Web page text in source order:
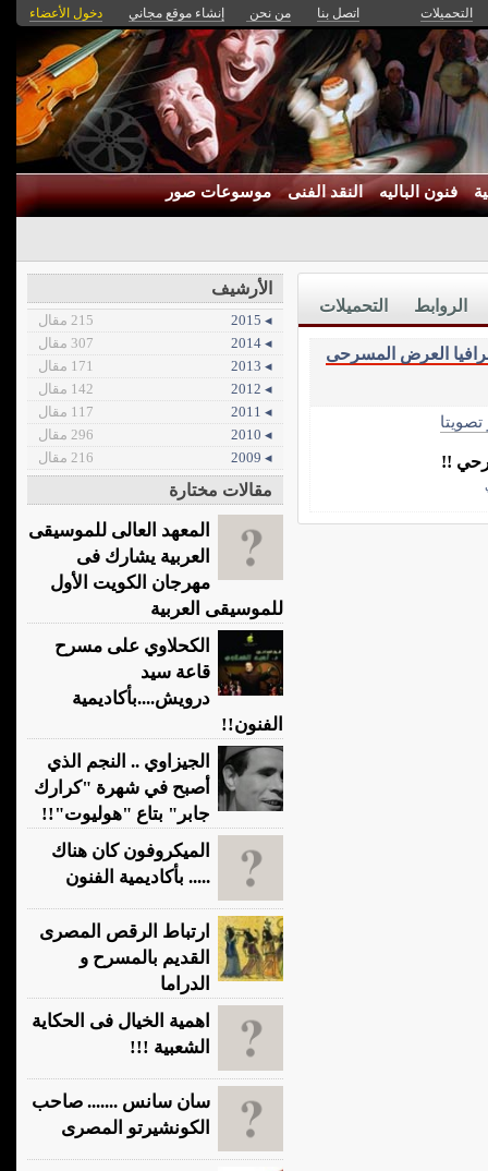
التحميلات اتصل بنا من نحن إنشاء موقع مجاني دخول الأعضاء
فنون الباليه النقد الفنى موسوعات صور
التحميلات الروابط
العرض المسرحى
تصويتا
!!
الأرشيف
◂ 2015
215 مقال
◂ 2014
307 مقال
◂ 2013
171 مقال
◂ 2012
142 مقال
◂ 2011
117 مقال
◂ 2010
296 مقال
◂ 2009
216 مقال
مقالات مختارة
المعهد العالى للموسيقى
العربية يشارك فى
مهرجان الكويت الأول
للموسيقى العربية
الكحلاوي على مسرح
قاعة سيد
درويش....بأكاديمية
الفنون!!
الجيزاوي .. النجم الذي
أصبح في شهرة "كرارك
جابر" بتاع "هوليوت"!!
الميكروفون كان هناك
..... بأكاديمية الفنون
ارتباط الرقص المصرى
القديم بالمسرح و
الدراما
اهمية الخيال فى الحكاية
الشعبية !!!
سان سانس ....... صاحب
الكونشيرتو المصرى